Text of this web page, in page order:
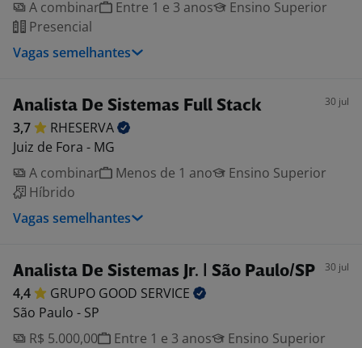
A combinar
Entre 1 e 3 anos
Ensino Superior
Presencial
Vagas semelhantes
Analista De Sistemas Full Stack 30 jul
3,7
RHESERVA
Juiz de Fora - MG
A combinar
Menos de 1 ano
Ensino Superior
Híbrido
Vagas semelhantes
Analista De Sistemas Jr. | São Paulo/SP 30 jul
4,4 GRUPO GOOD SERVICE
São Paulo - SP
R$ 5.000,00
Entre 1 e 3 anos
Ensino Superior